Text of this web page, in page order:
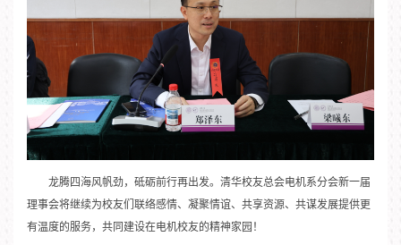
龙腾四海风帆劲，砥砺前行再出发。清华校友总会电机系分会新一届
理事会将继续为校友们联络感情、凝聚情谊、共享资源、共谋发展提供更
有温度的服务，共同建设在电机校友的精神家园！